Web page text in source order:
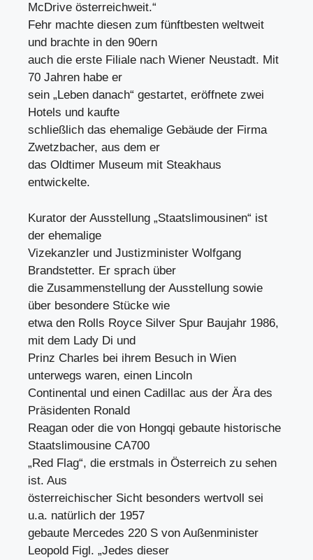
McDrive österreichweit.“
Fehr machte diesen zum fünftbesten weltweit
und brachte in den 90ern
auch die erste Filiale nach Wiener Neustadt. Mit
70 Jahren habe er
sein „Leben danach“ gestartet, eröffnete zwei
Hotels und kaufte
schließlich das ehemalige Gebäude der Firma
Zwetzbacher, aus dem er
das Oldtimer Museum mit Steakhaus
entwickelte.
Kurator der Ausstellung „Staatslimousinen“ ist
der ehemalige
Vizekanzler und Justizminister Wolfgang
Brandstetter. Er sprach über
die Zusammenstellung der Ausstellung sowie
über besondere Stücke wie
etwa den Rolls Royce Silver Spur Baujahr 1986,
mit dem Lady Di und
Prinz Charles bei ihrem Besuch in Wien
unterwegs waren, einen Lincoln
Continental und einen Cadillac aus der Ära des
Präsidenten Ronald
Reagan oder die von Hongqi gebaute historische
Staatslimousine CA700
„Red Flag“, die erstmals in Österreich zu sehen
ist. Aus
österreichischer Sicht besonders wertvoll sei
u.a. natürlich der 1957
gebaute Mercedes 220 S von Außenminister
Leopold Figl. „Jedes dieser